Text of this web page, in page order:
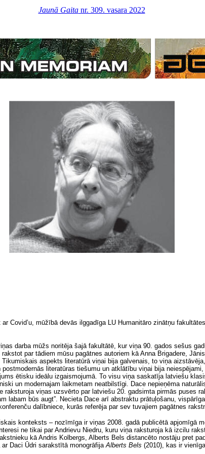
Jaunā Gaitanr. 309. vasara 2022
Covid’u, mūžībā devās ilggadīga LU Humanitāro zinātņu
darba mūžs noritēja šajā fakultātē, kur viņa 90. gados sešus
par tādiem mūsu pagātnes autoriem kā Anna Brigadere,
aspekts literatūrā viņai bija galvenais, to viņa
literatūras tiešumu un atklātību viņai bija
ētisku ideālu izgaismojumā. To visu viņa saskatīja latviešu
un modernajam laikmetam neatbilstīgi. Dace nepieņēma
viņas uzsvērto par latviešu 20. gadsimta pirmās puses
labam būs augt”. Necieta Dace arī abstraktu prātuļošanu,
dalībniece, kurās referēja par sev tuvajiem pagātnes
konteksts – nozīmīga ir viņas 2008. gadā publicētā apjomīgā
ne tikai par Andrievu Niedru, kuru viņa raksturoja kā izcilu
kā Andris Kolbergs, Alberts Bels distancēto nostāju pret
Daci Ūdri sarakstītā monogrāfijaAlberts Bels (2010), kas ir